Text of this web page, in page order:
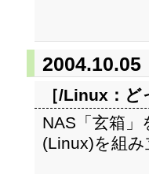
2004.10.05
［/Linux： ど
NAS「玄箱
(Linux)を組み